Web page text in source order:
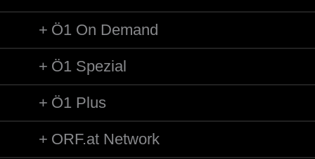
Ö1 On Demand
Ö1 Spezial
Ö1 Plus
ORF.at Network